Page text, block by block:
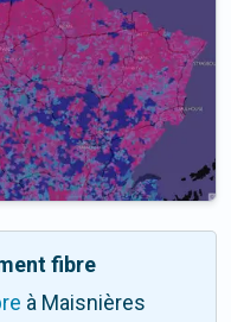
fibre
à Maisnières